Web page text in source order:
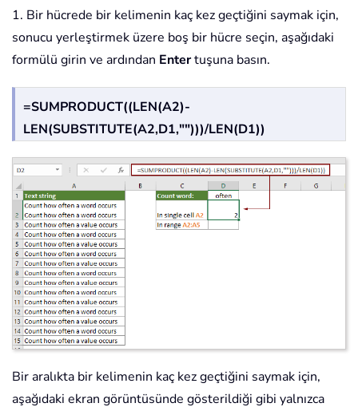
1. Bir hücrede bir kelimenin kaç kez geçtiğini saymak için,
sonucu yerleştirmek üzere boş bir hücre seçin, aşağıdaki
formülü girin ve ardından Entertuşuna basın.
=SUMPRODUCT((LEN(A2)-
LEN(SUBSTITUTE(A2,D1,"")))/LEN(D1))
Bir aralıkta bir kelimenin kaç kez geçtiğini saymak için,
aşağıdaki ekran görüntüsünde gösterildiği gibi yalnızca